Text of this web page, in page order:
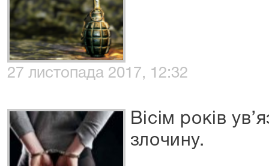
27 листопада 2017, 12:32
Вісім років
злочину.